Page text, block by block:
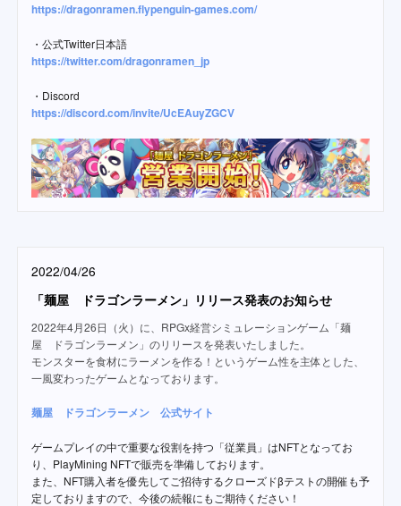
https://dragonramen.flypenguin-games.com/
・公式Twitter日本語
https://twitter.com/dragonramen_jp
・Discord
https://discord.com/invite/UcEAuyZGCV
2022/04/26
「麺屋 ドラゴンラーメン」リリース発表のお知らせ
2022年4月26日（火）に、RPGx経営シミュレーションゲーム「麺
屋 ドラゴンラーメン」のリリースを発表いたしました。
モンスターを食材にラーメンを作る！というゲーム性を主体とした、
一風変わったゲームとなっております。
麺屋 ドラゴンラーメン 公式サイト
ゲームプレイの中で重要な役割を持つ「従業員」はNFTとなってお
り、PlayMining NFTで販売を準備しております。
また、NFT購入者を優先してご招待するクローズドβテストの開催も予
定しておりますので、今後の続報にもご期待ください！